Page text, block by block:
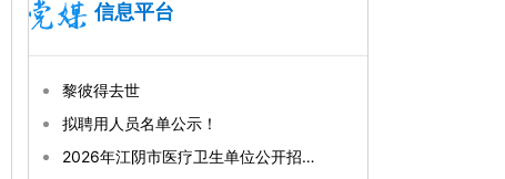
信息平台
黎彼得去世
拟聘用人员名单公示！
2026年江阴市医疗卫生单位公开招聘合同制工作人员笔试公告